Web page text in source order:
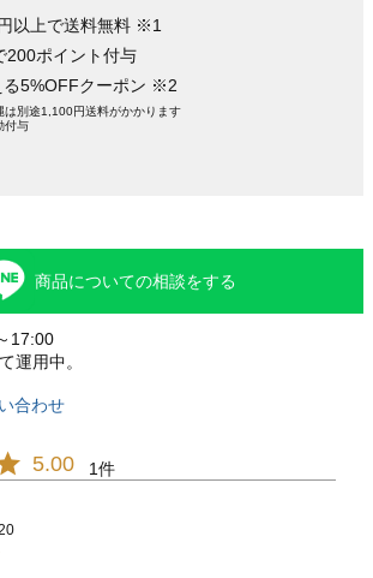
以上で送料無料 ※1
200ポイント付与
る5%OFFクーポン ※2
別途1,100円送料がかかります
付与
商品についての相談をする
17:00
運用中。
合わせ
5.00 1